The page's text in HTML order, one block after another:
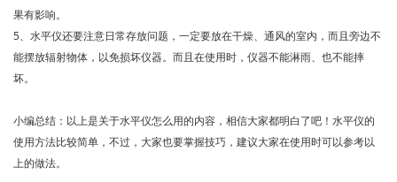
果有影响。
5、水平仪还要注意日常存放问题，一定要放在干燥、通风的室内，而且旁边不
能摆放辐射物体，以免损坏仪器。而且在使用时，仪器不能淋雨、也不能摔
坏。
小编总结：以上是关于水平仪怎么用的内容，相信大家都明白了吧！水平仪的
使用方法比较简单，不过，大家也要掌握技巧，建议大家在使用时可以参考以
上的做法。